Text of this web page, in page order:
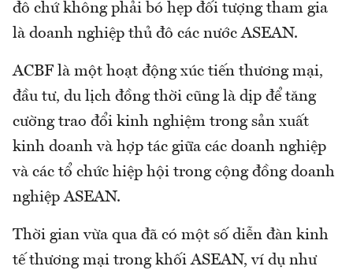
đô chứ không phải bó hẹp đối tượng tham gia
là doanh nghiệp thủ đô các nước ASEAN.
ACBF là một hoạt động xúc tiến thương mại,
đầu tư, du lịch đồng thời cũng là dịp để tăng
cường trao đổi kinh nghiệm trong sản xuất
kinh doanh và hợp tác giữa các doanh nghiệp
và các tổ chức hiệp hội trong cộng đồng doanh
nghiệp ASEAN.
Thời gian vừa qua đã có một số diễn đàn kinh
tế thương mại trong khối ASEAN, ví dụ như